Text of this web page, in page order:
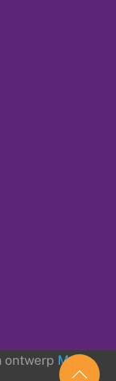
ontwerp Mr